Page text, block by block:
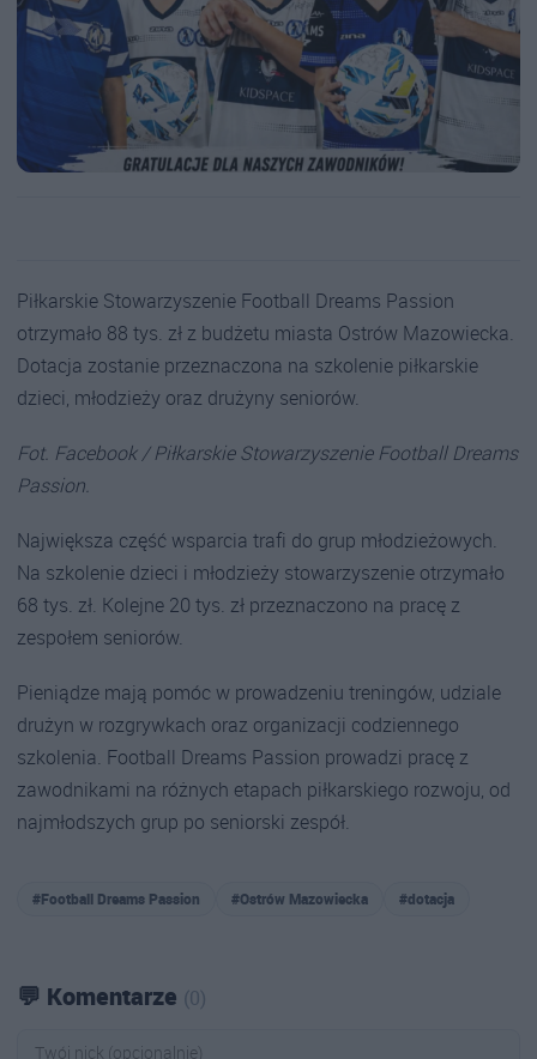
Piłkarskie Stowarzyszenie Football Dreams Passion
otrzymało 88 tys. zł z budżetu miasta Ostrów Mazowiecka.
Dotacja zostanie przeznaczona na szkolenie piłkarskie
dzieci, młodzieży oraz drużyny seniorów.
Fot. Facebook / Piłkarskie Stowarzyszenie Football Dreams
Passion.
Największa część wsparcia trafi do grup młodzieżowych.
Na szkolenie dzieci i młodzieży stowarzyszenie otrzymało
68 tys. zł. Kolejne 20 tys. zł przeznaczono na pracę z
zespołem seniorów.
Pieniądze mają pomóc w prowadzeniu treningów, udziale
drużyn w rozgrywkach oraz organizacji codziennego
szkolenia. Football Dreams Passion prowadzi pracę z
zawodnikami na różnych etapach piłkarskiego rozwoju, od
najmłodszych grup po seniorski zespół.
#Football Dreams Passion #Ostrów Mazowiecka #dotacja
💬 Komentarze (0)